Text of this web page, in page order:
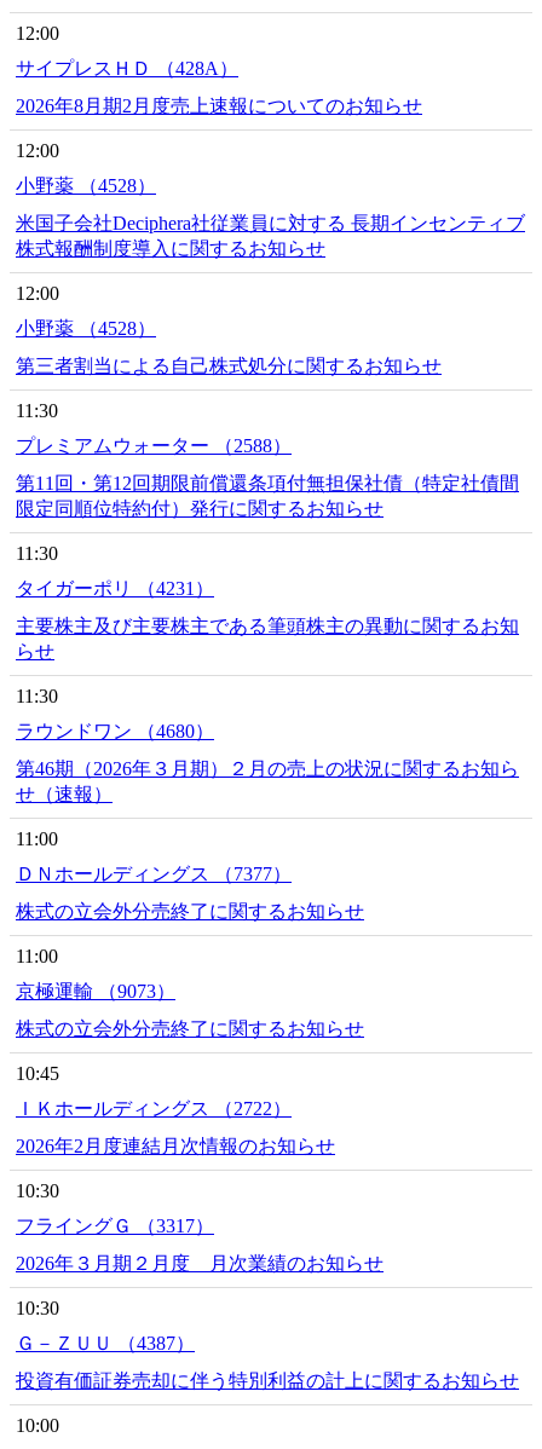
12:00
サイプレスＨＤ （428A）
2026年8月期2月度売上速報についてのお知らせ
12:00
小野薬 （4528）
米国子会社Deciphera社従業員に対する 長期インセンティブ
株式報酬制度導入に関するお知らせ
12:00
小野薬 （4528）
第三者割当による自己株式処分に関するお知らせ
11:30
プレミアムウォーター （2588）
第11回・第12回期限前償還条項付無担保社債（特定社債間
限定同順位特約付）発行に関するお知らせ
11:30
タイガーポリ （4231）
主要株主及び主要株主である筆頭株主の異動に関するお知
らせ
11:30
ラウンドワン （4680）
第46期（2026年３月期）２月の売上の状況に関するお知ら
せ（速報）
11:00
ＤＮホールディングス （7377）
株式の立会外分売終了に関するお知らせ
11:00
京極運輸 （9073）
株式の立会外分売終了に関するお知らせ
10:45
ＩＫホールディングス （2722）
2026年2月度連結月次情報のお知らせ
10:30
フライングＧ （3317）
2026年３月期２月度 月次業績のお知らせ
10:30
Ｇ－ＺＵＵ （4387）
投資有価証券売却に伴う特別利益の計上に関するお知らせ
10:00